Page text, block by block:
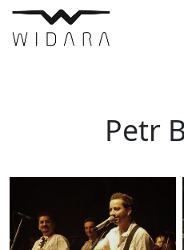
Petr